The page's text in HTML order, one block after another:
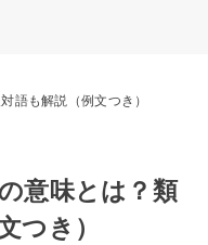
語も解説（例文つき）
意味とは？類
つき）